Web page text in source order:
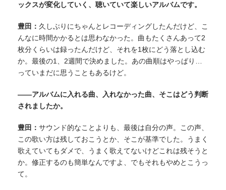
ックスが変化していく、聴いていて楽しいアルバムです。
豊田： 久しぶりにちゃんとレコーディングしたんだけど、こ
んなに時間かかるとは思わなかった。曲もたくさんあって2
枚分くらいは録ったんだけど、それを1枚にどう落とし込む
か。最後の1、2週間で決めました。あの曲順はやっぱり…
っていまだに思うこともあるけど。
——アルバムに入れる曲、入れなかった曲、そこはどう判断
されましたか。
豊田： サウンド的なことよりも、最後は自分の声。この声、
この歌い方は残しておこうとか、そこが基準でした。うまく
歌えていてもダメで、うまく歌えてないけどこれは残そうと
か。修正するのも簡単なんですよ、でもそれもやめとこうっ
て。